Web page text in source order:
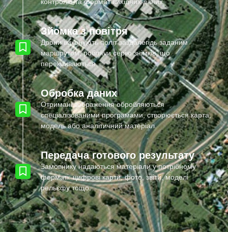
контролю та формат вихідних даних.
Зйомка з повітря
Дрони виконують політ заздалегідь заданим
маршрутом, роблячи серію знімків, що
перекриваються.
Обробка даних
Отримані зображення обробляються
спеціалізованими програмами, створюється карта,
модель або аналітичний матеріал.
Передача готового результату
Замовнику надаються матеріали у потрібному
форматі: цифрові карти, фото, звіти, моделі
рельєфу тощо.